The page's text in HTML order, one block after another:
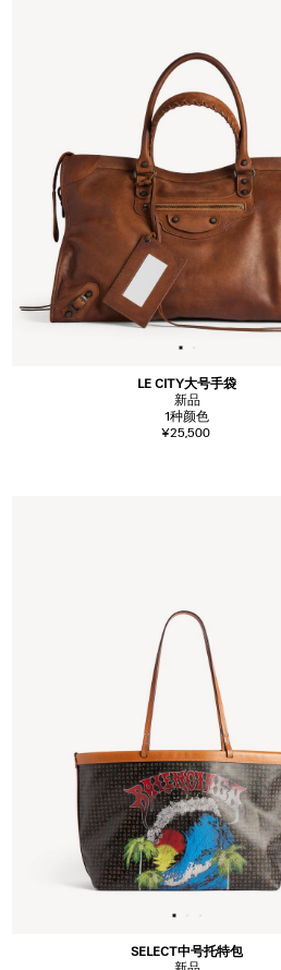
LE CITY大号手袋
新品
1种颜色
¥25,500
SELECT中号托特包